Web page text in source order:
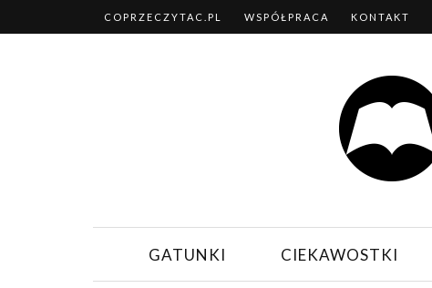
COPRZECZYTAC.PL WSPÓŁPRACA KONTAKT
GATUNKI CIEKAWOSTKI